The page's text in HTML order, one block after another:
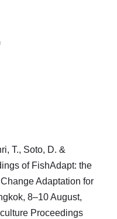
T., Soto, D. &
of FishAdapt: the
Adaptation for
8–10 August,
Proceedings